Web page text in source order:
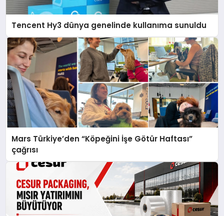
Tencent Hy3 dünya genelinde kullanıma sunuldu
Mars Türkiye’den “Köpeğini İşe Götür Haftası”
çağrısı